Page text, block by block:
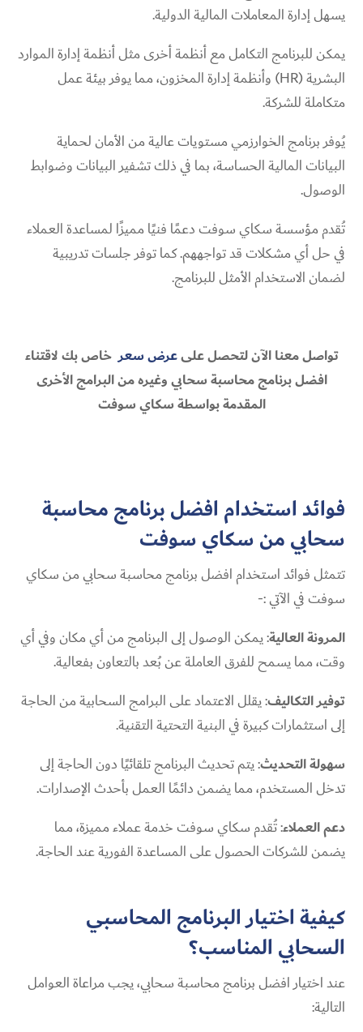
يسهل إدارة المعاملات المالية الدولية.
يمكن للبرنامج التكامل مع أنظمة أخرى مثل أنظمة إدارة الموارد
البشرية (HR) وأنظمة إدارة المخزون، مما يوفر بيئة عمل
متكاملة للشركة.
يُوفر برنامج الخوارزمي مستويات عالية من الأمان لحماية
البيانات المالية الحساسة، بما في ذلك تشفير البيانات وضوابط
الوصول.
تُقدم مؤسسة سكاي سوفت دعمًا فنيًا مميزًا لمساعدة العملاء
في حل أي مشكلات قد تواجههم. كما توفر جلسات تدريبية
لضمان الاستخدام الأمثل للبرنامج.
تواصل معنا الآن لتحصل علىعرض سعر خاص بك لاقتناء
افضل برنامج محاسبة سحابي وغيره من البرامج الأخرى
المقدمة بواسطة سكاي سوفت
فوائد استخدام افضل برنامج محاسبة
سحابي من سكاي سوفت
تتمثل فوائد استخدام افضل برنامج محاسبة سحابي من سكاي
سوفت في الآتي :-
المرونة العالية: يمكن الوصول إلى البرنامج من أي مكان وفي أي
وقت، مما يسمح للفرق العاملة عن بُعد بالتعاون بفعالية.
توفير التكاليف: يقلل الاعتماد على البرامج السحابية من الحاجة
إلى استثمارات كبيرة في البنية التحتية التقنية.
سهولة التحديث: يتم تحديث البرنامج تلقائيًا دون الحاجة إلى
تدخل المستخدم، مما يضمن دائمًا العمل بأحدث الإصدارات.
دعم العملاء: تُقدم سكاي سوفت خدمة عملاء مميزة، مما
يضمن للشركات الحصول على المساعدة الفورية عند الحاجة.
كيفية اختيار البرنامج المحاسبي
السحابي المناسب؟
عند اختيار افضل برنامج محاسبة سحابي، يجب مراعاة العوامل
التالية: